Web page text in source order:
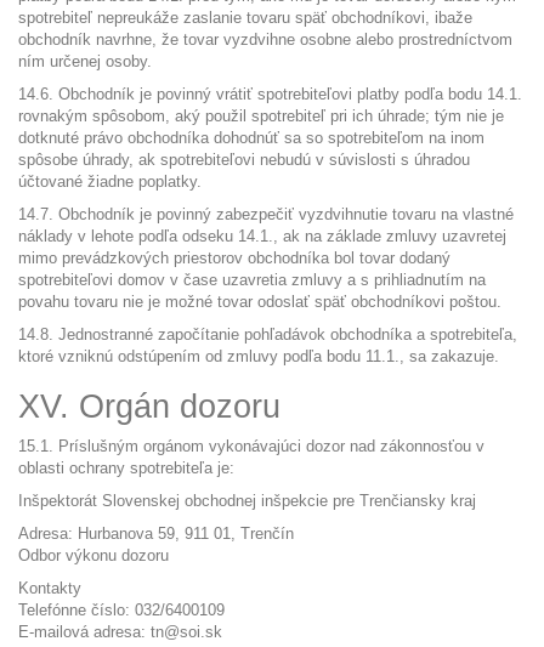
spotrebiteľ nepreukáže zaslanie tovaru späť obchodníkovi, ibaže
obchodník navrhne, že tovar vyzdvihne osobne alebo prostredníctvom
ním určenej osoby.
14.6. Obchodník je povinný vrátiť spotrebiteľovi platby podľa bodu 14.1.
rovnakým spôsobom, aký použil spotrebiteľ pri ich úhrade; tým nie je
dotknuté právo obchodníka dohodnúť sa so spotrebiteľom na inom
spôsobe úhrady, ak spotrebiteľovi nebudú v súvislosti s úhradou
účtované žiadne poplatky.
14.7. Obchodník je povinný zabezpečiť vyzdvihnutie tovaru na vlastné
náklady v lehote podľa odseku 14.1., ak na základe zmluvy uzavretej
mimo prevádzkových priestorov obchodníka bol tovar dodaný
spotrebiteľovi domov v čase uzavretia zmluvy a s prihliadnutím na
povahu tovaru nie je možné tovar odoslať späť obchodníkovi poštou.
14.8. Jednostranné započítanie pohľadávok obchodníka a spotrebiteľa,
ktoré vzniknú odstúpením od zmluvy podľa bodu 11.1., sa zakazuje.
XV. Orgán dozoru
15.1. Príslušným orgánom vykonávajúci dozor nad zákonnosťou v
oblasti ochrany spotrebiteľa je:
Inšpektorát Slovenskej obchodnej inšpekcie pre Trenčiansky kraj
Adresa: Hurbanova 59, 911 01, Trenčín
Odbor výkonu dozoru
Kontakty
Telefónne číslo: 032/6400109
E-mailová adresa: tn@soi.sk